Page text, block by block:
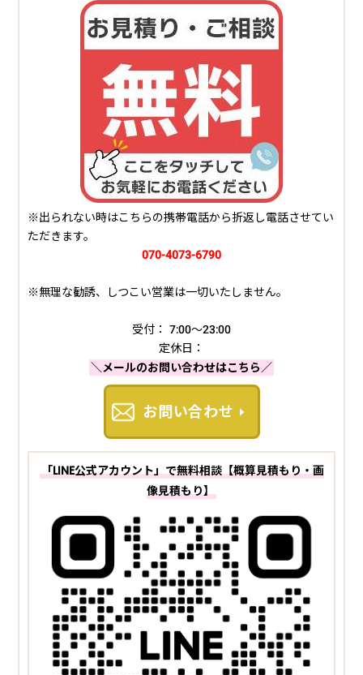
※出られない時はこちらの携帯電話から折返し電話させてい
ただきます。
070-4073-6790
※無理な勧誘、しつこい営業は一切いたしません。
受付： 7:00～23:00
定休日：
＼メールのお問い合わせはこちら／
お問い合わせ
「LINE公式アカウント」で無料相談【概算見積もり・画
像見積もり】